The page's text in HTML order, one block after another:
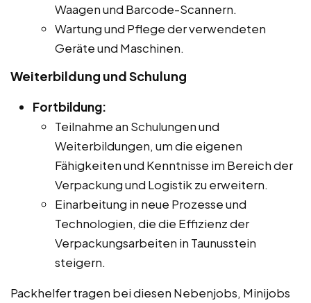
Waagen und Barcode-Scannern.
Wartung und Pflege der verwendeten
Geräte und Maschinen.
Weiterbildung und Schulung
Fortbildung:
Teilnahme an Schulungen und
Weiterbildungen, um die eigenen
Fähigkeiten und Kenntnisse im Bereich der
Verpackung und Logistik zu erweitern.
Einarbeitung in neue Prozesse und
Technologien, die die Effizienz der
Verpackungsarbeiten in Taunusstein
steigern.
Packhelfer tragen bei diesen Nebenjobs, Minijobs